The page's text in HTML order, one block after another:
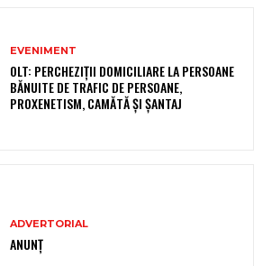
EVENIMENT
OLT: PERCHEZIŢII DOMICILIARE LA PERSOANE
BĂNUITE DE TRAFIC DE PERSOANE,
PROXENETISM, CAMĂTĂ ŞI ŞANTAJ
ADVERTORIAL
ANUNȚ